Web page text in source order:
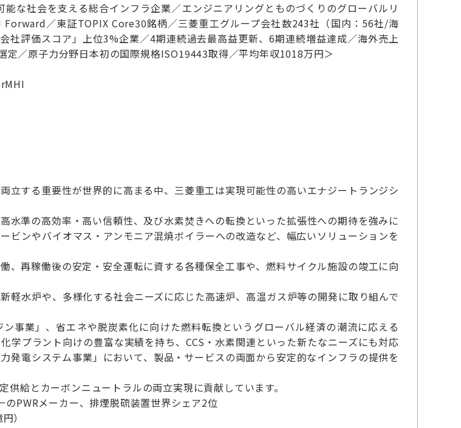
な社会を支える総合インフラ企業／エンジニアリングとものづくりのグローバルリ
／東証TOPIX Core30銘柄／三菱重工グループ会社数243社（国内：56社/海
社評価スコア」上位3%企業／4期連続過去最高益更新、6期連続増益達成／海外売上
定／原子力分野日本初の国際規格ISO19443取得／平均年収1018万円＞
立する重要性が世界的に高まる中、三菱重工は実現可能性の高いエナジートランジシ
水準の高効率・高い信頼性、及び水素焚きへの転換といった拡張性への期待を強みに
ビンやバイオマス・アンモニア混焼ボイラーへの改造など、幅広いソリューションを
、再稼働後の安定・安全運転に資する各種保全工事や、燃料サイクル施設の竣工に向
軽水炉や、多様化する社会ニーズに応じた高速炉、高温ガス炉等の開発に取り組んで
事業」、省エネや脱炭素化に向けた燃料転換というグローバル経済の潮流に応える
学プラント向けの豊富な実績を持ち、CCS・水素関連といった新たなニーズにも対応
発電システム事業」において、製品・サービスの両面から安定的なインフラの提供を
供給とカーボンニュートラルの両立実現に貢献しています。
PWRメーカー、排煙脱硫装置世界シェア2位
）